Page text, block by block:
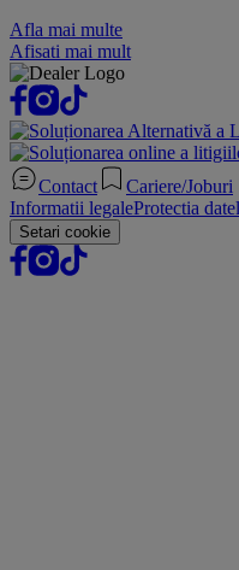
Afla mai multe
Afisati mai mult
Contact
Cariere/Joburi
Informatii legaleProtectia
Setari cookie